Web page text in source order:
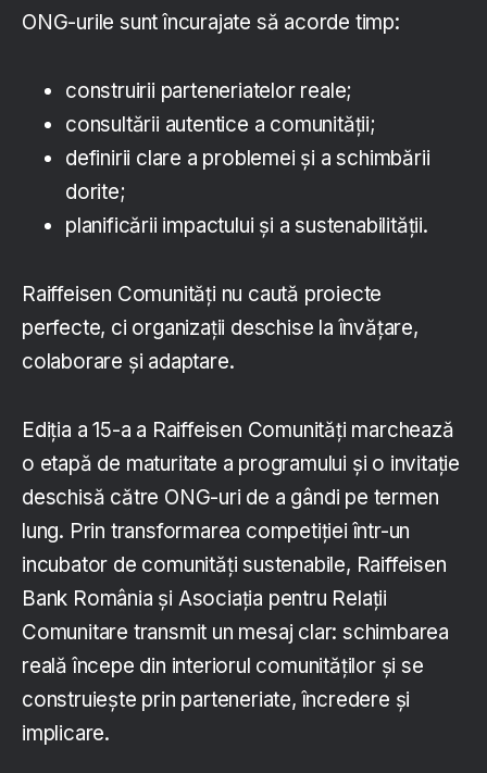
ONG-urile sunt încurajate să acorde timp:
construirii parteneriatelor reale;
consultării autentice a comunității;
definirii clare a problemei și a schimbării
dorite;
planificării impactului și a sustenabilității.
Raiffeisen Comunități nu caută proiecte
perfecte, ci organizații deschise la învățare,
colaborare și adaptare.
Ediția a 15-a a Raiffeisen Comunități marchează
o etapă de maturitate a programului și o invitație
deschisă către ONG-uri de a gândi pe termen
lung. Prin transformarea competiției într-un
incubator de comunități sustenabile, Raiffeisen
Bank România și Asociația pentru Relații
Comunitare transmit un mesaj clar: schimbarea
reală începe din interiorul comunităților și se
construiește prin parteneriate, încredere și
implicare.